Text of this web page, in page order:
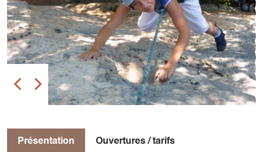
Présentation Ouvertures / tarifs